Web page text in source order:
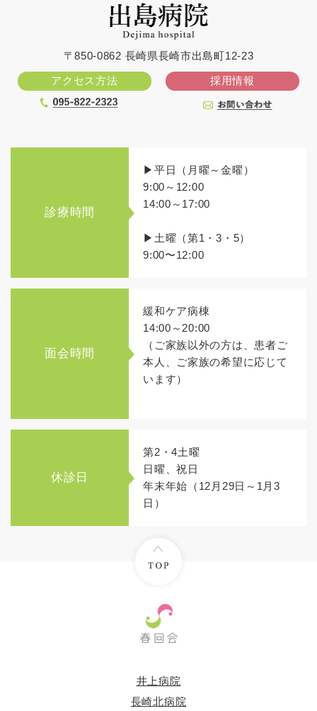
〒850-0862 長崎県長崎市出島町12-23
アクセス方法 採用情報
診療時間
▶平日（月曜～金曜）
9:00～12:00
14:00～17:00
▶土曜（第1・3・5）
9:00〜12:00
面会時間
緩和ケア病棟
14:00～20:00
（ご家族以外の方は、患者ご
本人、ご家族の希望に応じて
います）
休診日
第2・4土曜
日曜、祝日
年末年始（12月29日～1月3
日）
井上病院
長崎北病院